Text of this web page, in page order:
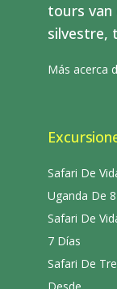
tours van
silvestre,
Más acerca
Safari De
Uganda De
Safari De
7 Días
Safari De